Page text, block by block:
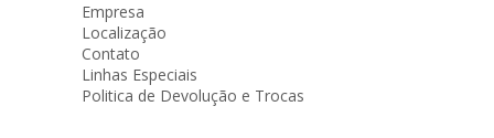
Empresa
Localização
Contato
Linhas Especiais
Politica de Devolução e Trocas